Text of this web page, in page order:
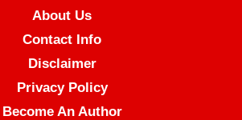
About Us
Contact Info
Disclaimer
Privacy Policy
Become An Author